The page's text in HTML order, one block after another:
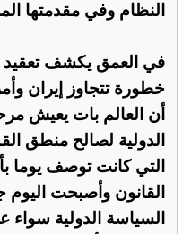
النظام وفي مقدمتها
في العمق يكشف تعقيد
خطورة تتجاوز إيران
أن العالم بات يعيش
الدولية لصالح منطق
التي كانت توصف يوما
القانون وأصبحت
السياسة الدولية سواء